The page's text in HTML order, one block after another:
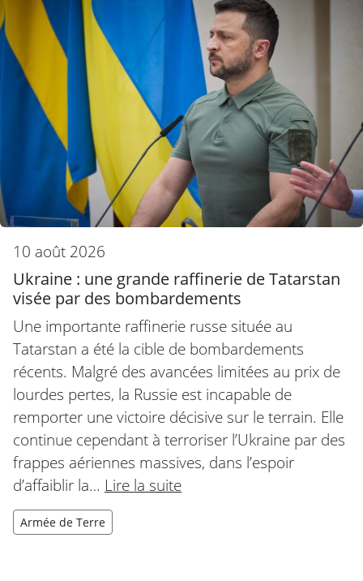
10 août 2026
Ukraine : une grande raffinerie de Tatarstan
visée par des bombardements
Une importante raffinerie russe située au
Tatarstan a été la cible de bombardements
récents. Malgré des avancées limitées au prix de
lourdes pertes, la Russie est incapable de
remporter une victoire décisive sur le terrain. Elle
continue cependant à terroriser l’Ukraine par des
frappes aériennes massives, dans l’espoir
d’affaiblir la… Lire la suite
Armée de Terre